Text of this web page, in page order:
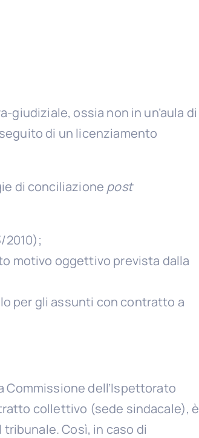
giudiziale, ossia non in un’aula di
di un licenziamento
di conciliazione post
2010);
motivo oggettivo prevista dalla
per gli assunti con contratto a
Commissione dell’Ispettorato
collettivo (sede sindacale), è
Così, in caso di